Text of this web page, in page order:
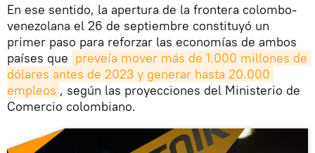
En ese sentido, la apertura de la frontera colombo-
venezolana el 26 de septiembre constituyó un
primer paso para reforzar las economías de ambos
países que preveía mover más de 1.000 millones de
dólares antes de 2023 y generar hasta 20.000
empleos , según las proyecciones del Ministerio de
Comercio colombiano.